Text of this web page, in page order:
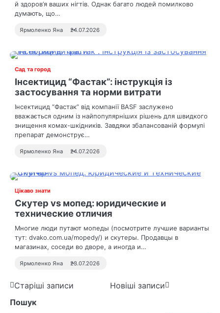
й здоров’я ваших нігтів. Однак багато людей помилково
думають, що…
Ярмоленко Яна 24.07.2026
Сад та город
Інсектицид “Фастак”: інструкція із
застосування та норми витрати
Інсектицид “Фастак” від компанії BASF заслужено
вважається одним із найпопулярніших рішень для швидкого
знищення комах-шкідників. Завдяки збалансованій формулі
препарат демонструє…
Ярмоленко Яна 24.07.2026
Цікаво знати
Скутер vs мопед: юридические и
технические отличия
Многие люди путают мопеды (посмотрите лучшие варианты
тут: dvako.com.ua/mopedy/) и скутеры. Продавцы в
магазинах, соседи во дворе, а иногда и…
Ярмоленко Яна 23.07.2026
Н
а
Старіші записи
Новіші записи
Пошук